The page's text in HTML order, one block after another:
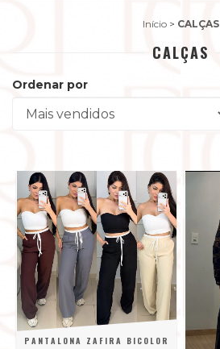
Início > CALÇAS
CALÇAS
Ordenar por
PANTALONA ZAFIRA BICOLOR